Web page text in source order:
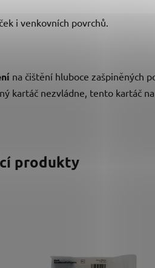
i venkovních povrchů.
na čištění hluboce zašpiněných
kartáč nezvládne, tento kartáč
produkty